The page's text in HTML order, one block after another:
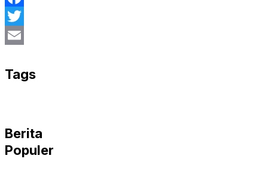
Facebook
Twitter
Tags
Berita
Populer